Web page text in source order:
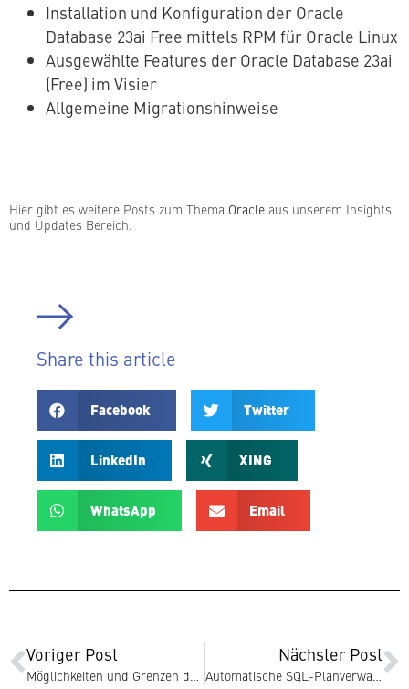
In­stal­la­ti­on und Kon­fi­gu­ra­ti­on der Oracle
Database 23ai Free mittels RPM für Oracle Linux
Aus­ge­wähl­te Features der Oracle Database 23ai
(Free) im Visier
All­ge­mei­ne Migrationshinweise
Hier gibt es weitere Posts zum Thema Oracle aus unserem Insights
und Updates Bereich.
Share this article
Facebook Twitter
LinkedIn XING
WhatsApp Email
Voriger Post Nächster Post